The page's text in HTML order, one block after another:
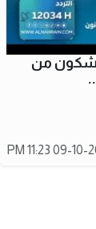
يشكون من
09-10-2025